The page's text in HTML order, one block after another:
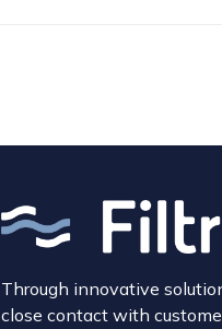
Through innovative
close contact with